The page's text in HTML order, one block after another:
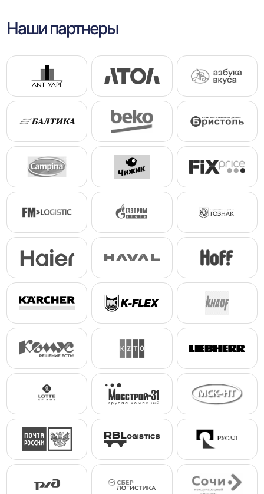
Наши партнеры